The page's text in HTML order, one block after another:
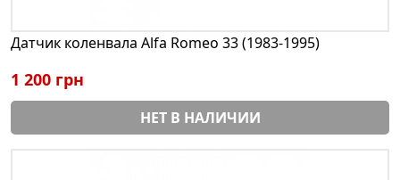
Датчик коленвала Alfa Romeo 33 (1983-1995)
1 200 грн
НЕТ В НАЛИЧИИ